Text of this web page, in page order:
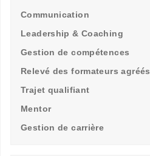
Communication
Leadership & Coaching
Gestion de compétences
Relevé des formateurs agréés
Trajet qualifiant
Mentor
Gestion de carrière